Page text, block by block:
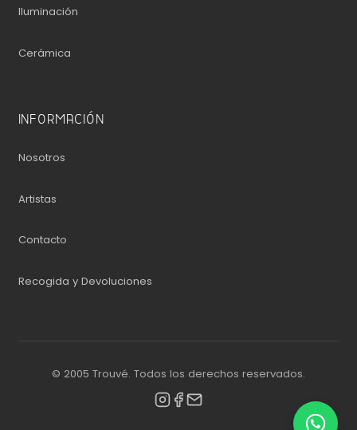
Iluminación
Cerámica
INFORMACIÓN
Nosotros
Artistas
Contacto
Recogida y Devoluciones
© 2005 Trouvé. Todos los derechos reservados.